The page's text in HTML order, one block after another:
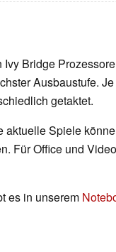
Ivy Bridge
Ausbaustufe.
getaktet.
aktuelle Spiele
Für Office und
es in unserem